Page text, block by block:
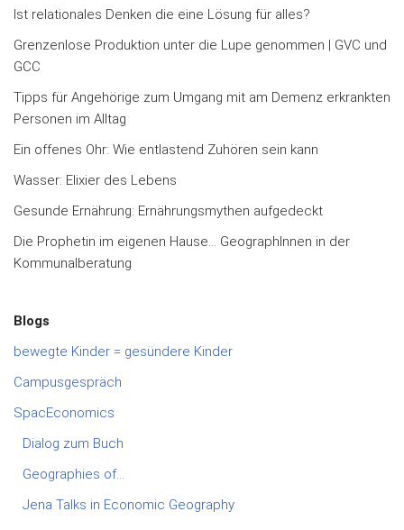
Ist relationales Denken die eine Lösung für alles?
Grenzenlose Produktion unter die Lupe genommen | GVC und
GCC
Tipps für Angehörige zum Umgang mit am Demenz erkrankten
Personen im Alltag
Ein offenes Ohr: Wie entlastend Zuhören sein kann
Wasser: Elixier des Lebens
Gesunde Ernährung: Ernährungsmythen aufgedeckt
Die Prophetin im eigenen Hause… GeographInnen in der
Kommunalberatung
Blogs
bewegte Kinder = gesündere Kinder
Campusgespräch
SpacEconomics
Dialog zum Buch
Geographies of…
Jena Talks in Economic Geography